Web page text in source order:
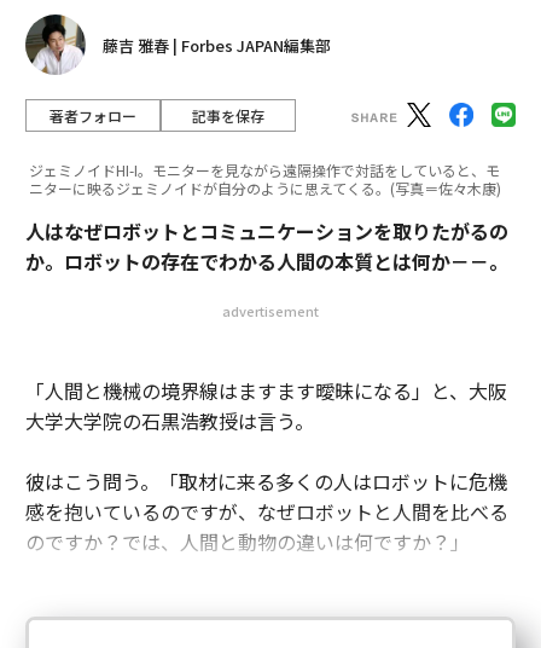
藤吉 雅春 | Forbes JAPAN編集部
著者フォロー 記事を保存
ジェミノイドHI-I。モニターを見ながら遠隔操作で対話をしていると、モ
ニターに映るジェミノイドが自分のように思えてくる。(写真＝佐々木康)
人はなぜロボットとコミュニケーションを取りたがるの
か。ロボットの存在でわかる人間の本質とは何か－－。
advertisement
「人間と機械の境界線はますます曖昧になる」と、大阪
大学大学院の石黒浩教授は言う。
彼はこう問う。「取材に来る多くの人はロボットに危機
感を抱いているのですが、なぜロボットと人間を比べる
のですか？では、人間と動物の違いは何ですか？」